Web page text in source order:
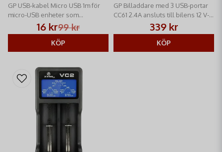
GP USB-kabel Micro USB 1m för
micro-USB enheter som
Androidtelefoner och portabla
spelenheter.
99 kr
16 kr
KÖP
GP Billaddare med 3 USB-portar
CC61 2.4A ansluts till bilens 12 V-
cigguttag och är kompatibel med
smartphones mm
339 kr
KÖP